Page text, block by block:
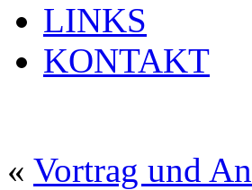
LINKS
KONTAKT
« Vortrag und